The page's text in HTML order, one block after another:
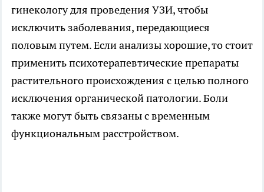
гинекологу для проведения УЗИ, чтобы
исключить заболевания, передающиеся
половым путем. Если анализы хорошие, то стоит
применить психотерапевтические препараты
растительного происхождения с целью полного
исключения органической патологии. Боли
также могут быть связаны с временным
функциональным расстройством.